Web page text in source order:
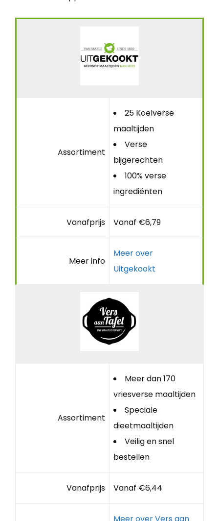
Assortiment
25 Koelverse
maaltijden
Verse
bijgerechten
100% verse
ingrediënten
Vanafprijs Vanaf €6,79
Meer info
Meer over
Uitgekookt
Assortiment
Meer dan 170
vriesverse maaltijden
Speciale
dieetmaaltijden
Veilig en snel
bestellen
Vanafprijs Vanaf €6,44
Meer over Vers aan